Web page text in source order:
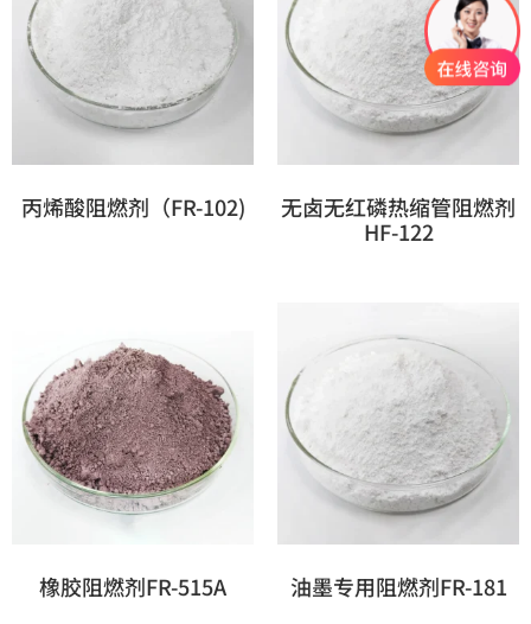
丙烯酸阻燃剂（FR-102)
无卤无红磷热缩管阻燃剂
HF-122
橡胶阻燃剂FR-515A 油墨专用阻燃剂FR-181